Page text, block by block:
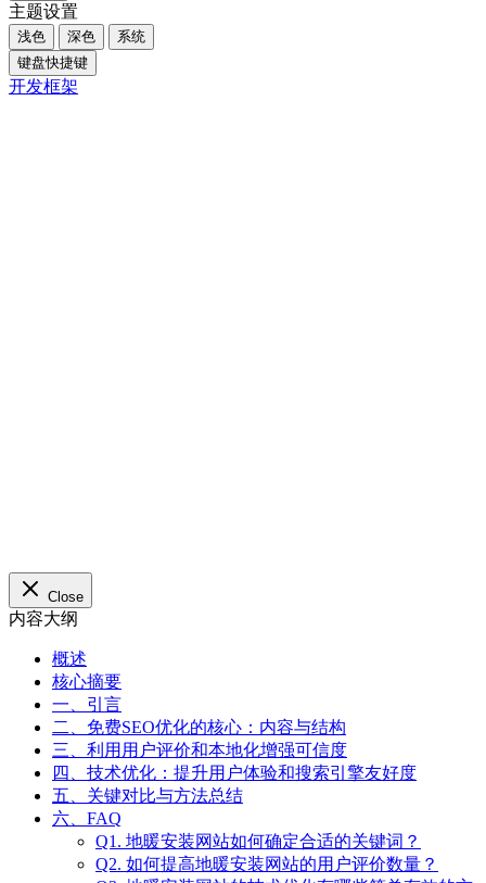
主题设置
浅色 深色
系统
键盘快捷键
开发框架
一、引言
二、免费SEO优化的核心：内容与结构
三、利用用户评价和本地化增强可信度
四、技术优化：提升用户体验和搜索引擎友好度
五、关键对比与方法总结
六、FAQ
Q1. 地暖安装网站如何确定合适的关键词？
Q2. 如何提高地暖安装网站的用户评价数量？
Q3. 地暖安装网站的技术优化有哪些简单有效的方
法？
七、结论